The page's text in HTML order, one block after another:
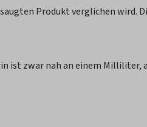
Produkt verglichen wird.
ist zwar nah an einem Milliliter,